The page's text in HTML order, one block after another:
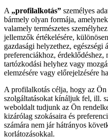
A „profilalkotás” személyes
bármely olyan formája,
valamely természetes
jellemzők értékelésére,
gazdasági helyzethez, egészségi
preferenciákhoz, érdeklődéshez,
tartózkodási helyhez vagy
elemzésére vagy előrejelzésére
A profilalkotás célja, hogy az Ön
szolgáltatásokat kínáljuk fel, ill.
weboldalt tudjunk az Ön
kizárólag szokásaira és
számára nem jár hátrányos
korlátozásokkal.